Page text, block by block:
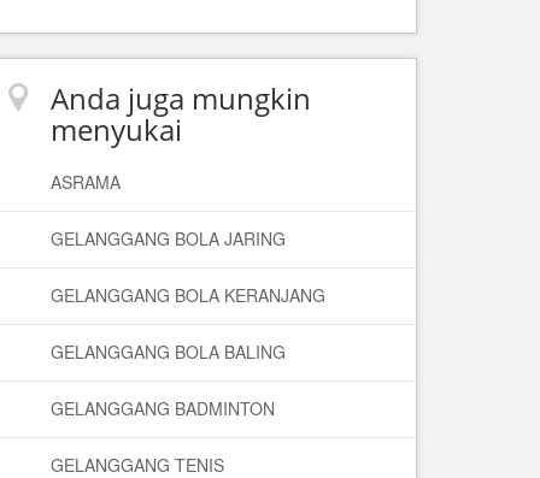
Anda juga mungkin
menyukai
ASRAMA
GELANGGANG BOLA JARING
GELANGGANG BOLA KERANJANG
GELANGGANG BOLA BALING
GELANGGANG BADMINTON
GELANGGANG TENIS